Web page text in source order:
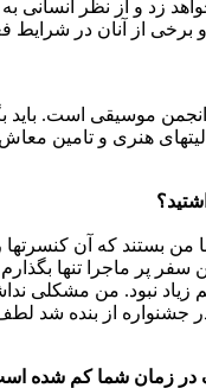
زد و از نظر انسانی
از آنان در شرایط
موسیقی است.
هنری و تامین
من بستند که آن
پر ماجرا تنها
زیاد نبود. من
از بنده شد
در زمان شما کم شده